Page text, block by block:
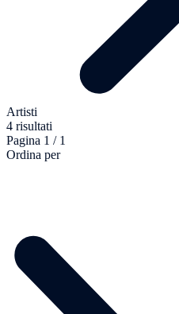
Artisti
4 risultati
Pagina 1 / 1
Ordina per